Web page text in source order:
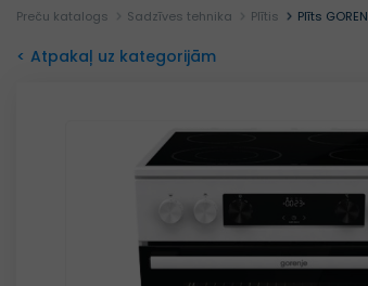
Preču katalogs Sadzīves tehnika Plītis Plīts
< Atpakaļ uz kategorijām